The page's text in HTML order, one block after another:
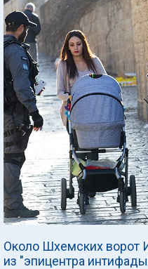
Около Шхемских ворот
из "эпицентра